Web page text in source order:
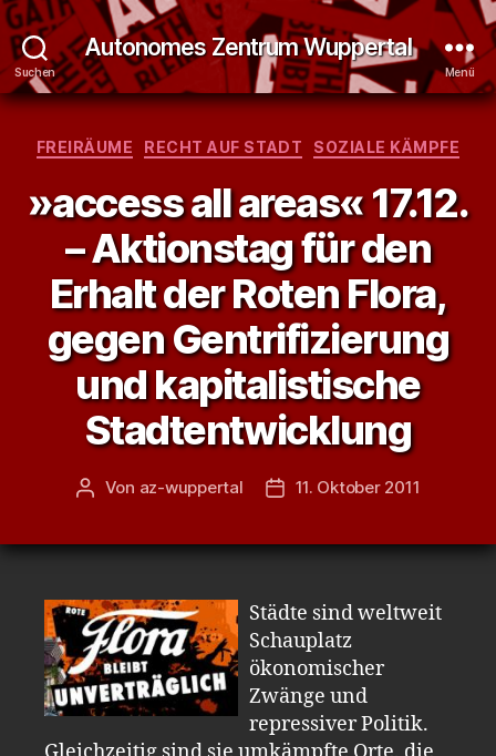
Suchen
Autonomes Zentrum Wuppertal
Menü
Kategorien
FREIRÄUME RECHT AUF STADT SOZIALE KÄMPFE
»access all areas« 17.12.
– Aktionstag für den
Erhalt der Roten Flora,
gegen Gentrifizierung
und kapitalistische
Stadtentwicklung
Beitragsautor
Von az-wuppertal Veröffentlichungsdatum
11. Oktober 2011
Städte sind weltweit
Schauplatz
ökonomischer
Zwänge und
repressiver Politik.